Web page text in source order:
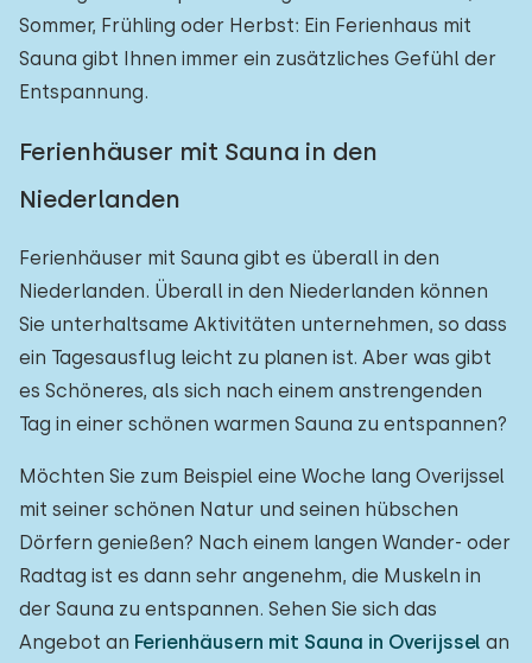
Sommer, Frühling oder Herbst: Ein Ferienhaus mit
Sauna gibt Ihnen immer ein zusätzliches Gefühl der
Entspannung.
Ferienhäuser mit Sauna in den
Niederlanden
Ferienhäuser mit Sauna gibt es überall in den
Niederlanden. Überall in den Niederlanden können
Sie unterhaltsame Aktivitäten unternehmen, so dass
ein Tagesausflug leicht zu planen ist. Aber was gibt
es Schöneres, als sich nach einem anstrengenden
Tag in einer schönen warmen Sauna zu entspannen?
Möchten Sie zum Beispiel eine Woche lang Overijssel
mit seiner schönen Natur und seinen hübschen
Dörfern genießen? Nach einem langen Wander- oder
Radtag ist es dann sehr angenehm, die Muskeln in
der Sauna zu entspannen. Sehen Sie sich das
Angebot an Ferienhäusern mit Sauna in Overijssel an